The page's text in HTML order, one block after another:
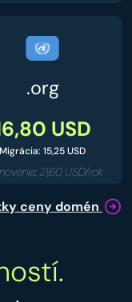
.org
USD
Migrácia: 15,25 USD
21,60 USD/rok
ceny domén